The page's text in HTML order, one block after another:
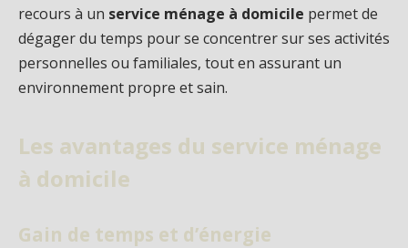
recours à un service ménage à domicile permet de
dégager du temps pour se concentrer sur ses activités
personnelles ou familiales, tout en assurant un
environnement propre et sain.
Les avantages du service ménage
à domicile
Gain de temps et d’énergie